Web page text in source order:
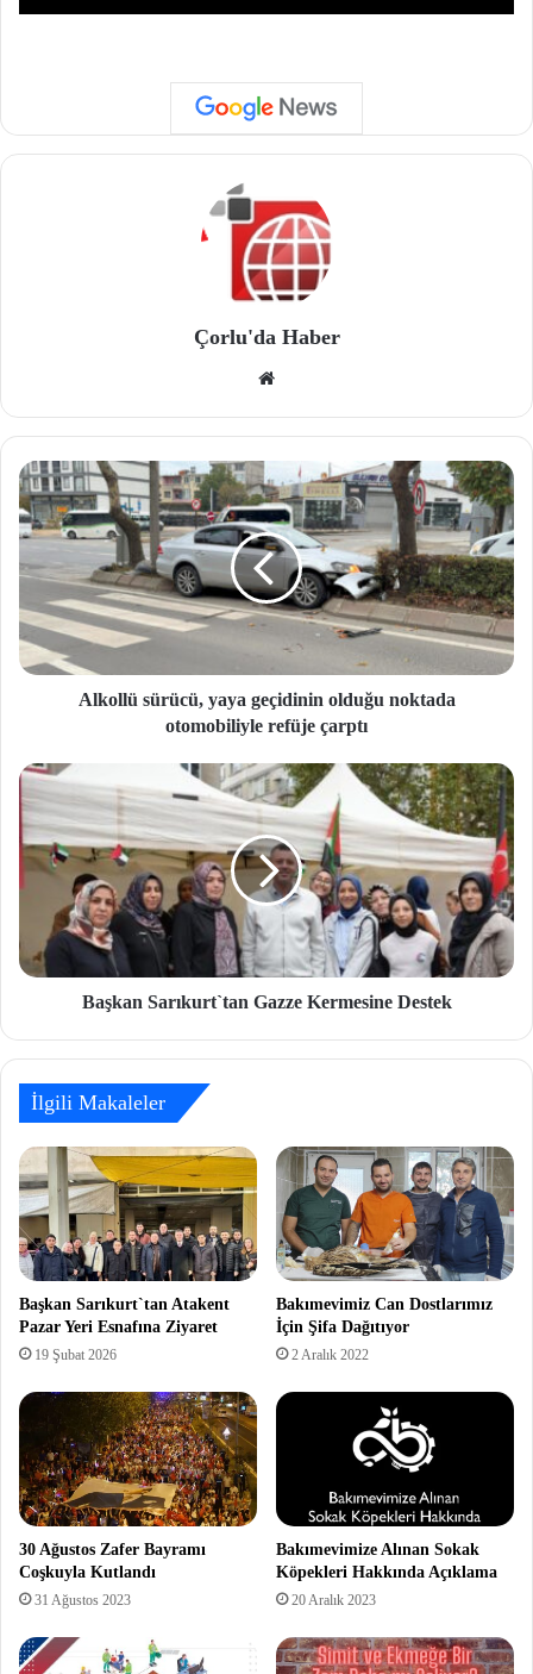
Çorlu'da Haber
site
si
Alkollü sürücü, yaya geçidinin olduğu noktada
otomobiliyle refüje çarptı
Başkan Sarıkurt`tan Gazze Kermesine Destek
İlgili Makaleler
Başkan Sarıkurt`tan Atakent
Pazar Yeri Esnafına Ziyaret
19 Şubat 2026
Bakımevimiz Can Dostlarımız
İçin Şifa Dağıtıyor
2 Aralık 2022
30 Ağustos Zafer Bayramı
Coşkuyla Kutlandı
31 Ağustos 2023
Bakımevimize Alınan Sokak
Köpekleri Hakkında Açıklama
20 Aralık 2023